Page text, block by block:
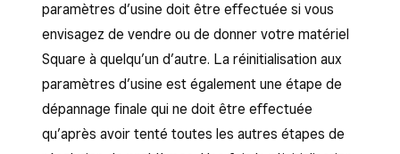
paramètres d’usine doit être effectuée si vous
envisagez de vendre ou de donner votre matériel
Square à quelqu’un d’autre. La réinitialisation aux
paramètres d’usine est également une étape de
dépannage finale qui ne doit être effectuée
qu’après avoir tenté toutes les autres étapes de